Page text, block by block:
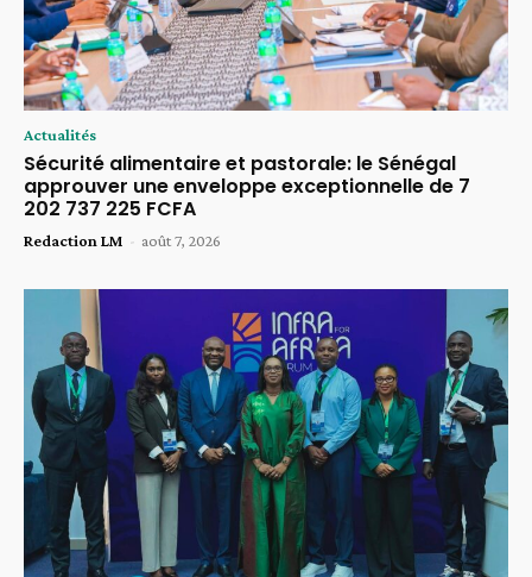
Actualités
Sécurité alimentaire et pastorale: le Sénégal
approuver une enveloppe exceptionnelle de 7
202 737 225 FCFA
Redaction LM - août 7, 2026